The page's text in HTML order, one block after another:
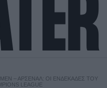
– ΆΡΣΕΝΑΛ: ΟΙ ΕΝΔΕΚΆΔΕΣ ΤΟΥ
LEAGUE